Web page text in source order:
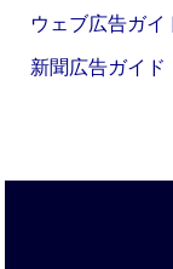
ウェブ広告ガイ
新聞広告ガイド